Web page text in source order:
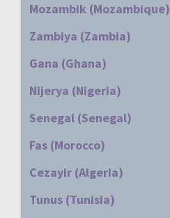
Mozambik (Mozambique)
Zambiya (Zambia)
Gana (Ghana)
Nijerya (Nigeria)
Senegal (Senegal)
Fas (Morocco)
Cezayir (Algeria)
Tunus (Tunisia)